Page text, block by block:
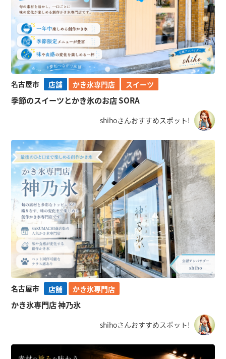
名古屋市 店舗 かき氷専門店 スイーツ
季節のスイーツとかき氷のお店 SORA
shihoさんおすすめスポット!
名古屋市 店舗 かき氷専門店
かき氷専門店 神乃氷
shihoさんおすすめスポット!